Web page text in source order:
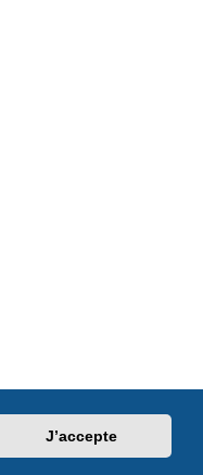
J’accepte